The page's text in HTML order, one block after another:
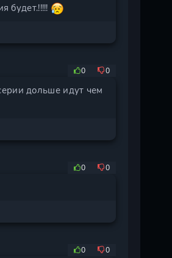
будет.!!!!!
0 0
дольше идут чем
0 0
0 0